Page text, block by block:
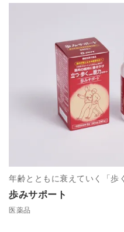
歩みサポート
年齢とともに衰えていく「歩
医薬品